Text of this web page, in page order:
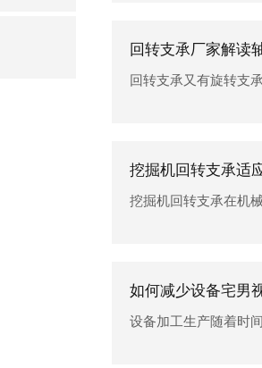
回转支承厂家解读
回转支承又有旋转支承
挖掘机回转支承适
挖掘机回转支承在机
如何减少设备宅男
设备加工生产随着时间的